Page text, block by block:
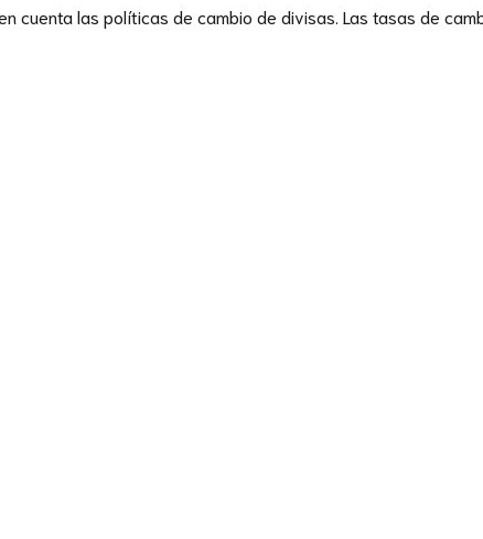
cuenta las políticas de cambio de divisas. Las tasas de